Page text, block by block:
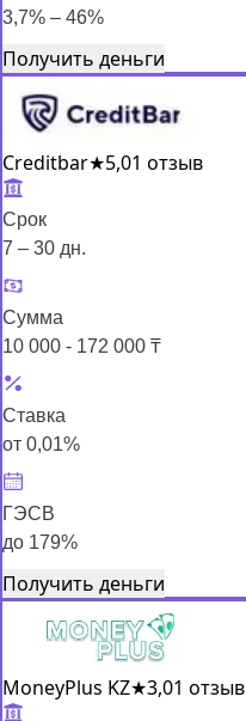
3,7% – 46%
Получить деньги
Creditbar★5,01 отзыв
Срок
7 – 30 дн.
Сумма
10 000 - 172 000 ₸
Ставка
от 0,01%
ГЭСВ
до 179%
Получить деньги
MoneyPlus KZ★3,01 отзыв